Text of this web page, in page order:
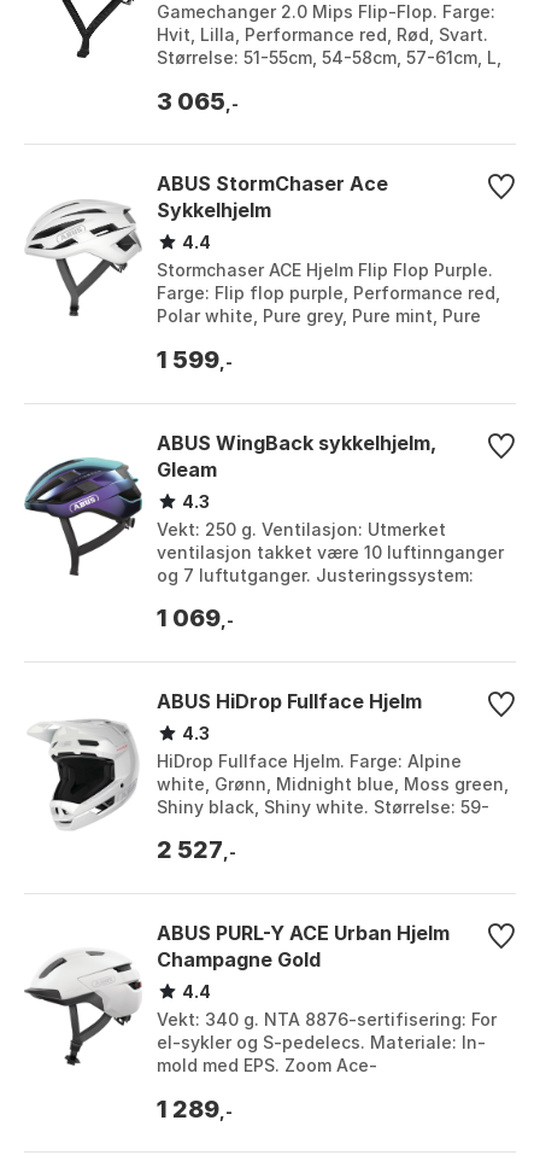
Gamechanger 2.0 Mips Flip-Flop. Farge:
Hvit, Lilla, Performance red, Rød, Svart.
Størrelse: 51-55cm, 54-58cm, 57-61cm, L,
3 065 ,-
ABUS StormChaser Ace
Sykkelhjelm
4.4
Stormchaser ACE Hjelm Flip Flop Purple.
Farge: Flip flop purple, Performance red,
Polar white, Pure grey, Pure mint, Pure
1 599 ,-
ABUS WingBack sykkelhjelm,
Gleam
4.3
Vekt: 250 g. Ventilasjon: Utmerket
ventilasjon takket være 10 luftinnganger
og 7 luftutganger. Justeringssystem:
juster...
1 069 ,-
ABUS HiDrop Fullface Hjelm
4.3
HiDrop Fullface Hjelm. Farge: Alpine
white, Grønn, Midnight blue, Moss green,
Shiny black, Shiny white. Størrelse: 59-
2 527 ,-
ABUS PURL-Y ACE Urban Hjelm
Champagne Gold
4.4
Vekt: 340 g. NTA 8876-sertifisering: For
el-sykler og S-pedelecs. Materiale: In-
mold med EPS. Zoom Ace-
sklisikkert justeri...
1 289 ,-